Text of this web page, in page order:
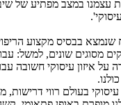
עצמנו במצב מפתיע של
שנמצא בבסיס מקצוע
מסוגים שונים, למשל:
על איזון עיסוקי חשובה
בעולם רווי